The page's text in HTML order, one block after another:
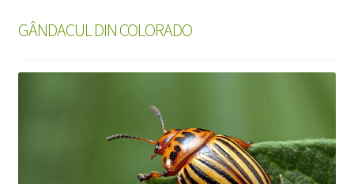
Casa și grădina
meniul
GÂNDACUL DIN COLORADO